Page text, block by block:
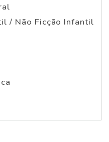
/ Não Ficção Infantil